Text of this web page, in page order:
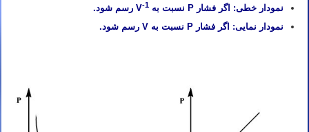
نمودار خطی: اگر فشار P نسبت به V -1
رسم شود.
نمودار نمایی: اگر فشار P نسبت به V رسم شود.